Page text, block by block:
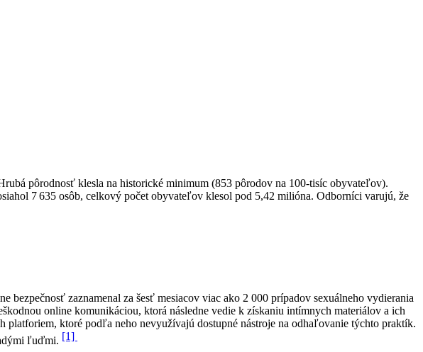
pôrodnosť klesla na historické minimum (853 pôrodov na 100-tisíc obyvateľov).
7 635 osôb, celkový počet obyvateľov klesol pod 5,42 milióna. Odborníci varujú, že
bezpečnosť zaznamenal za šesť mesiacov viac ako 2 000 prípadov sexuálneho vydierania
online komunikáciou, ktorá následne vedie k získaniu intímnych materiálov a ich
ktoré podľa neho nevyužívajú dostupné nástroje na odhaľovanie týchto praktík.
ľuďmi. [1]